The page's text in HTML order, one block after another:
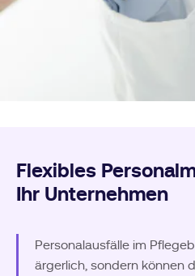
Flexibles
Ihr Unternehmen
Personalausfälle im
ärgerlich, sondern können